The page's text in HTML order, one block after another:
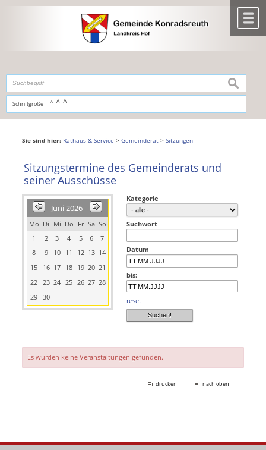
,zur Navigationoderzur Startseitespringen.
Schriftgröße A A A
suchen
Sie sind hier: Rathaus & Service > Gemeinderat> Sitzungen
Sitzungstermine des Gemeinderats und
seiner Ausschüsse
Juni 2026
Mo Di Mi Do Fr Sa So
1
2 3 4 5 6
7
8
9 10 11 12 13 14
15
16 17 18 19 20 21
22
23 24 25 26 27 28
29
30
Kategorie
Suchwort
Datum
bis:
reset
Es wurden keine Veranstaltungen gefunden.
drucken nach oben